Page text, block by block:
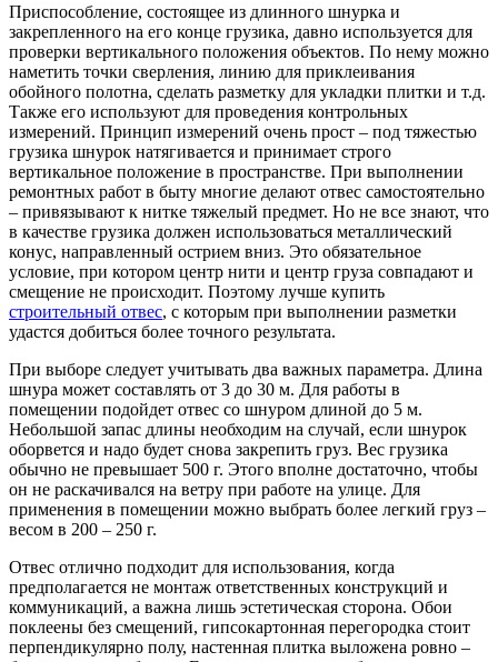
Приспособление, состоящее из длинного шнурка и
закрепленного на его конце грузика, давно используется для
проверки вертикального положения объектов. По нему можно
наметить точки сверления, линию для приклеивания
обойного полотна, сделать разметку для укладки плитки и т.д.
Также его используют для проведения контрольных
измерений. Принцип измерений очень прост – под тяжестью
грузика шнурок натягивается и принимает строго
вертикальное положение в пространстве. При выполнении
ремонтных работ в быту многие делают отвес самостоятельно
– привязывают к нитке тяжелый предмет. Но не все знают, что
в качестве грузика должен использоваться металлический
конус, направленный острием вниз. Это обязательное
условие, при котором центр нити и центр груза совпадают и
смещение не происходит. Поэтому лучше купить
строительный отвес, с которым при выполнении разметки
удастся добиться более точного результата.
При выборе следует учитывать два важных параметра. Длина
шнура может составлять от 3 до 30 м. Для работы в
помещении подойдет отвес со шнуром длиной до 5 м.
Небольшой запас длины необходим на случай, если шнурок
оборвется и надо будет снова закрепить груз. Вес грузика
обычно не превышает 500 г. Этого вполне достаточно, чтобы
он не раскачивался на ветру при работе на улице. Для
применения в помещении можно выбрать более легкий груз –
весом в 200 – 250 г.
Отвес отлично подходит для использования, когда
предполагается не монтаж ответственных конструкций и
коммуникаций, а важна лишь эстетическая сторона. Обои
поклеены без смещений, гипсокартонная перегородка стоит
перпендикулярно полу, настенная плитка выложена ровно –